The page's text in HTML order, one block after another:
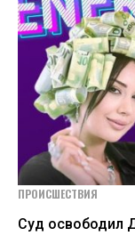
ПРОИСШЕСТВИЯ
Суд освободил